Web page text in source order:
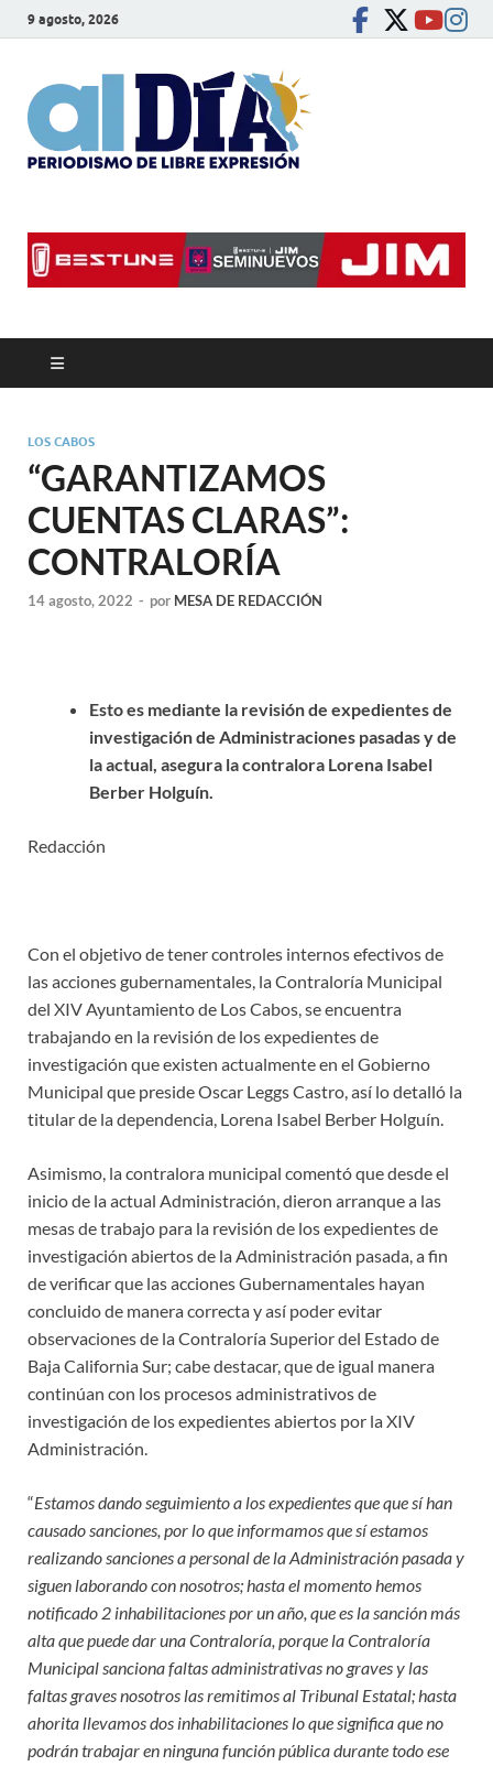
9 agosto, 2026
LOS CABOS
“GARANTIZAMOS
CUENTAS CLARAS”:
CONTRALORÍA
14 agosto, 2022 - por MESA DE REDACCIÓN
Esto es mediante la revisión de expedientes de
investigación de Administraciones pasadas y de
la actual, asegura la contralora Lorena Isabel
Berber Holguín.
Redacción
Con el objetivo de tener controles internos efectivos de
las acciones gubernamentales, la Contraloría Municipal
del XIV Ayuntamiento de Los Cabos, se encuentra
trabajando en la revisión de los expedientes de
investigación que existen actualmente en el Gobierno
Municipal que preside Oscar Leggs Castro, así lo detalló la
titular de la dependencia, Lorena Isabel Berber Holguín.
Asimismo, la contralora municipal comentó que desde el
inicio de la actual Administración, dieron arranque a las
mesas de trabajo para la revisión de los expedientes de
investigación abiertos de la Administración pasada, a fin
de verificar que las acciones Gubernamentales hayan
concluido de manera correcta y así poder evitar
observaciones de la Contraloría Superior del Estado de
Baja California Sur; cabe destacar, que de igual manera
continúan con los procesos administrativos de
investigación de los expedientes abiertos por la XIV
Administración.
“Estamos dando seguimiento a los expedientes que que sí han
causado sanciones, por lo que informamos que sí estamos
realizando sanciones a personal de la Administración pasada y
siguen laborando con nosotros; hasta el momento hemos
notificado 2 inhabilitaciones por un año, que es la sanción más
alta que puede dar una Contraloría, porque la Contraloría
Municipal sanciona faltas administrativas no graves y las
faltas graves nosotros las remitimos al Tribunal Estatal; hasta
ahorita llevamos dos inhabilitaciones lo que significa que no
podrán trabajar en ninguna función pública durante todo ese